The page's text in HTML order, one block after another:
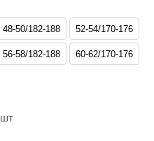
48-50/182-188 52-54/170-176
56-58/182-188 60-62/170-176
шт